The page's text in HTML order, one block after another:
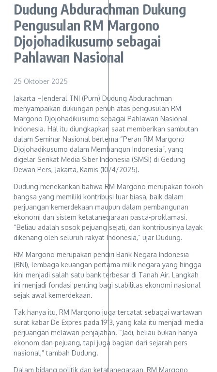
Dudung Abdurachman Dukung
Pengusulan RM Margono
Djojohadikusumo sebagai
Pahlawan Nasional
25 Oktober 2025
Jakarta –Jenderal TNI (Purn) Dudung Abdurachman
menyampaikan dukungan penuh atas pengusulan RM
Margono Djojohadikusumo sebagai Pahlawan Nasional
Indonesia. Hal itu diungkapkan saat memberikan sambutan
dalam Seminar Nasional bertema “Peran RM Margono
Djojohadikusumo dalam Membangun Indonesia”, yang
digelar Serikat Media Siber Indonesia (SMSI) di Gedung
Dewan Pers, Jakarta, Kamis (10/4/2025).
Dudung menekankan bahwa RM Margono merupakan tokoh
bangsa yang memiliki kontribusi luar biasa, baik dalam
perjuangan kemerdekaan maupun dalam pembangunan
ekonomi dan sistem ketatanegaraan pasca-proklamasi.
“Beliau adalah sosok pejuang sejati, dan kontribusinya layak
dikenang oleh seluruh rakyat Indonesia,” ujar Dudung.
RM Margono merupakan pendiri Bank Negara Indonesia
(BNI), lembaga keuangan pertama milik negara yang hingga
kini menjadi salah satu bank terbesar di Tanah Air. Langkah
ini menjadi fondasi penting bagi stabilitas ekonomi nasional
sejak awal kemerdekaan.
Tak hanya itu, RM Margono juga tercatat sebagai wartawan
surat kabar De Expres pada 1913, yang kala itu menjadi media
perjuangan melawan penjajahan. “Jadi, beliau bukan hanya
ekonom dan pejuang, tapi juga bagian dari sejarah pers
nasional,” tambah Dudung.
Dalam bidang politik dan ketatanegaraan, RM Margono